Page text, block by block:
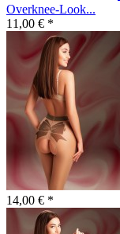
Overknee-Look...
11,00 € *
14,00 € *